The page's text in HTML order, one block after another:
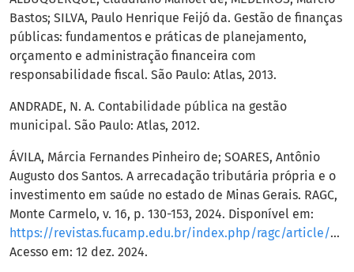
Bastos; SILVA, Paulo Henrique Feijó da. Gestão de finanças
públicas: fundamentos e práticas de planejamento,
orçamento e administração financeira com
responsabilidade fiscal. São Paulo: Atlas, 2013.
ANDRADE, N. A. Contabilidade pública na gestão
municipal. São Paulo: Atlas, 2012.
ÁVILA, Márcia Fernandes Pinheiro de; SOARES, Antônio
Augusto dos Santos. A arrecadação tributária própria e o
investimento em saúde no estado de Minas Gerais. RAGC,
Monte Carmelo, v. 16, p. 130-153, 2024. Disponível em:
https://revistas.fucamp.edu.br/index.php/ragc/article/view/3464
Acesso em: 12 dez. 2024.